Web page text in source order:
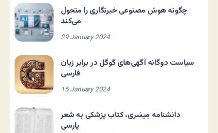
چگونه هوش مصنوعی خبرنگاری را متحول
می‌کند
29 January 2024
سیاست دوگانه آگهی‌های گوگل در برابر زبان
فارسی
15 January 2024
دانشنامه مِیسَری، کتاب پزشکی به شعر
پارسی